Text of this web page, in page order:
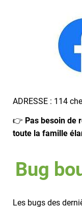
ADRESSE : 114
👉 Pas besoin de
toute la famille
Bug
Les bugs des